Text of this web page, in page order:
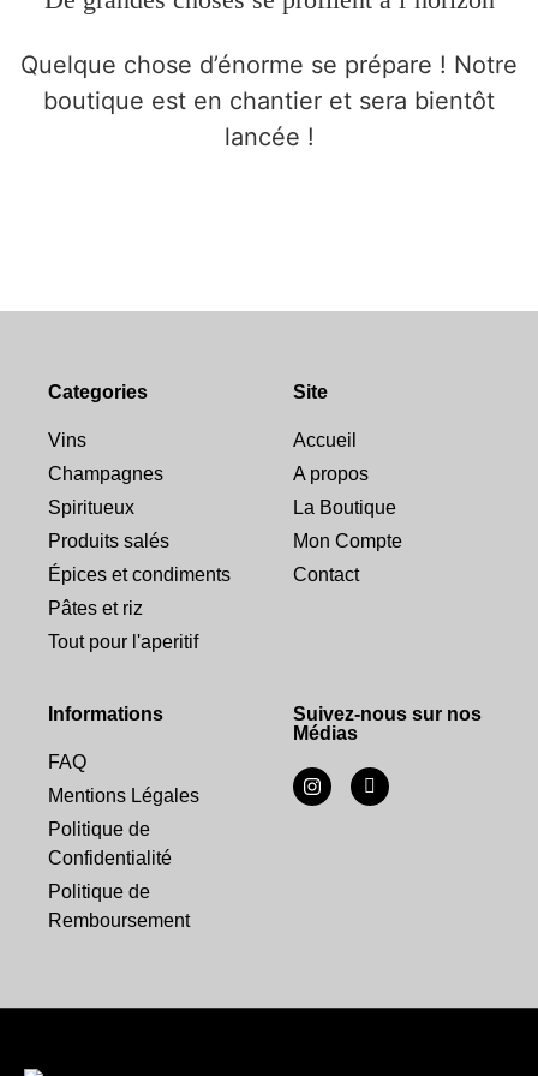
Quelque chose d’énorme se prépare ! Notre
boutique est en chantier et sera bientôt
lancée !
Categories
Vins
Champagnes
Spiritueux
Produits salés
Épices et condiments
Pâtes et riz
Tout pour l'aperitif
Site
Accueil
A propos
La Boutique
Mon Compte
Contact
Informations
FAQ
Mentions Légales
Politique de
Confidentialité
Politique de
Remboursement
Suivez-nous sur nos
Médias